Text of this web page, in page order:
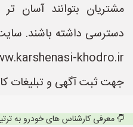
مشتریان بتوانند آسان
دسترسی داشته باشند.
جهت ثبت آگهی و تبلیغات
معرفی کارشناس های خودرو به